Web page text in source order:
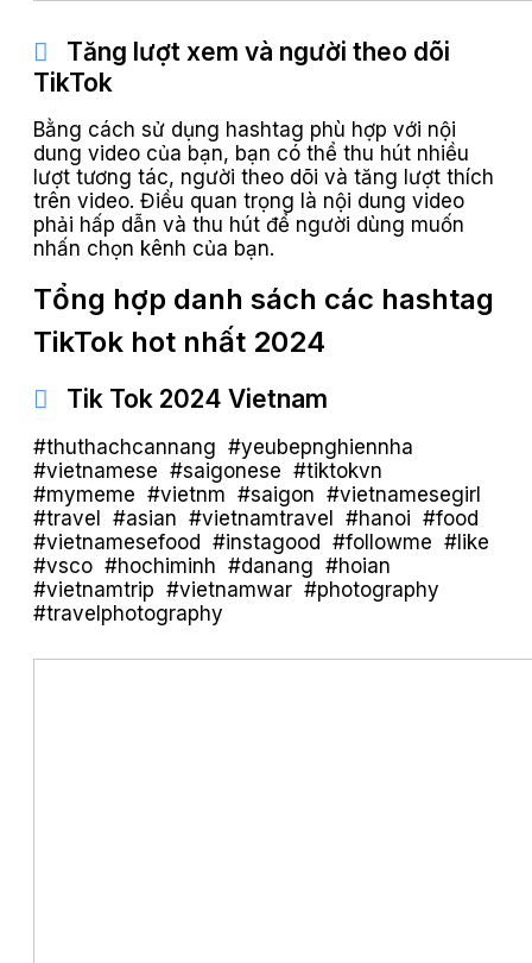
Tăng lượt xem và người theo dõi
TikTok
Bằng cách sử dụng hashtag phù hợp với nội
dung video của bạn, bạn có thể thu hút nhiều
lượt tương tác, người theo dõi và tăng lượt thích
trên video. Điều quan trọng là nội dung video
phải hấp dẫn và thu hút để người dùng muốn
nhấn chọn kênh của bạn.
Tổng hợp danh sách các hashtag
TikTok hot nhất 2024
Tik Tok 2024 Vietnam
#thuthachcannang #yeubepnghiennha
#vietnamese #saigonese #tiktokvn
#mymeme #vietnm #saigon #vietnamesegirl
#travel #asian #vietnamtravel #hanoi #food
#vietnamesefood #instagood #followme #like
#vsco #hochiminh #danang #hoian
#vietnamtrip #vietnamwar #photography
#travelphotography